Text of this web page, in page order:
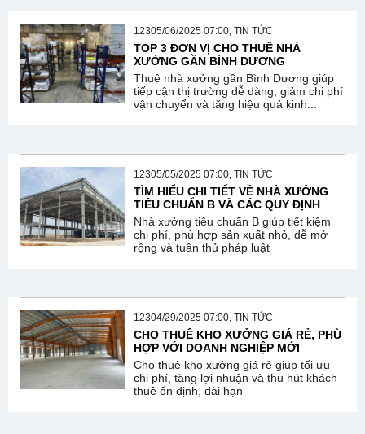
12305/06/2025 07:00, TIN TỨC
TOP 3 ĐƠN VỊ CHO THUÊ NHÀ
XƯỞNG GẦN BÌNH DƯƠNG
Thuê nhà xưởng gần Bình Dương giúp
tiếp cận thị trường dễ dàng, giảm chi phí
vận chuyển và tăng hiệu quả kinh...
12305/05/2025 07:00, TIN TỨC
TÌM HIỂU CHI TIẾT VỀ NHÀ XƯỞNG
TIÊU CHUẨN B VÀ CÁC QUY ĐỊNH
Nhà xưởng tiêu chuẩn B giúp tiết kiệm
chi phí, phù hợp sản xuất nhỏ, dễ mở
rộng và tuân thủ pháp luật
12304/29/2025 07:00, TIN TỨC
CHO THUÊ KHO XƯỞNG GIÁ RẺ, PHÙ
HỢP VỚI DOANH NGHIỆP MỚI
Cho thuê kho xưởng giá rẻ giúp tối ưu
chi phí, tăng lợi nhuận và thu hút khách
thuê ổn định, dài hạn